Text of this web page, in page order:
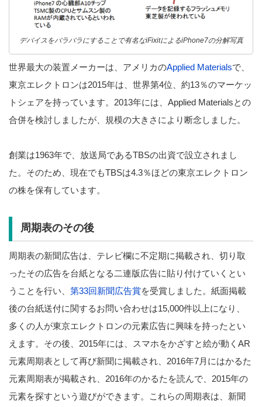
デバイスをバラバラにすることで有名なiFixitによるiPhone7の分解写真
世界最大の装置メーカーは、アメリカのApplied Materialsで、
東京エレクトロンは2015年は、世界第4位、約13％のマーケッ
トシェアを持っています。2013年には、Applied Materialsとの
合併を検討しましたが、規模の大きさにより断念しました。
創業は1963年で、放送局であるTBSの出資で設立されまし
た。そのため、現在でもTBSは4.3％ほどの東京エレクトロン
の株を保有しています。
周期表のその後
周期表の新聞広告は、テレビ欄に不定期に掲載され、切り取
ったその広告を台紙となる二連版広告に貼り付けていくとい
うことを行い、 第33回新聞広告賞を受賞しました。紙面掲載
後の台紙送付に関するお問い合わせは15,000件以上になり、
多くの人が東京エレクトロンの元素広告に興味を持ったとい
えます。その後、2015年には、スマホをかざすと絵が動くAR
元素周期表として再び新聞に掲載され、2016年7月にはかるた
元素周期表が掲載され、2016年のかるたを読んで、2015年の
元素を探すという遊びができます。これらの周期表は、新聞